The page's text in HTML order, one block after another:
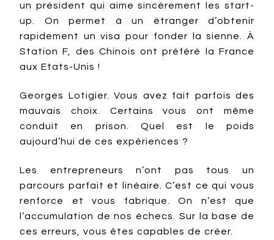
un président qui aime sincèrement les start-
up. On permet à un étranger d’obtenir
rapidement un visa pour fonder la sienne. À
Station F, des Chinois ont préféré la France
aux Etats-Unis !
Georges Lotigier. Vous avez fait parfois des
mauvais choix. Certains vous ont même
conduit en prison. Quel est le poids
aujourd’hui de ces expériences ?
Les entrepreneurs n’ont pas tous un
parcours parfait et linéaire. C’est ce qui vous
renforce et vous fabrique. On n’est que
l’accumulation de nos échecs. Sur la base de
ces erreurs, vous êtes capables de créer.